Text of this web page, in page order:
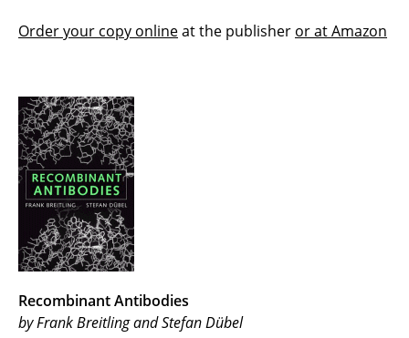
Order your copy onlineat the publisher or at Amazon
Recombinant Antibodies
by Frank Breitling and Stefan Dübel